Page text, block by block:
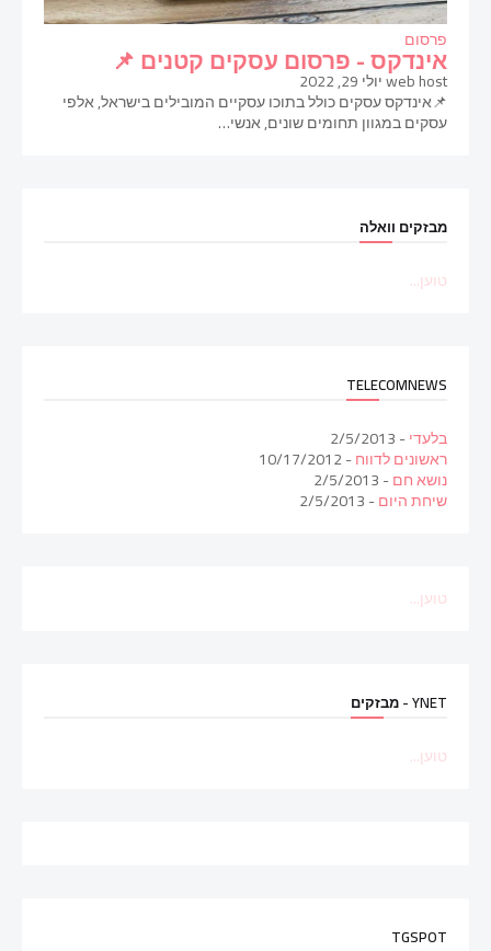
פרסום
אינדקס - פרסום עסקים קטנים 📌
web hostיולי 29, 2022
📌אינדקס עסקים כולל בתוכו עסקיים המובילים בישראל, אלפי
עסקים במגוון תחומים שונים, אנשי…
מבזקים וואלה
טוען...
TELECOMNEWS
בלעדי- 2/5/2013
ראשונים לדווח- 10/17/2012
נושא חם- 2/5/2013
שיחת היום- 2/5/2013
טוען...
YNET - מבזקים
טוען...
TGSPOT